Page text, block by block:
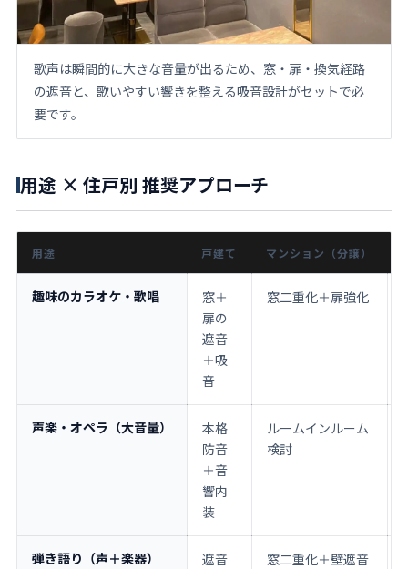
歌声は瞬間的に大きな音量が出るため、窓・扉・換気経路
の遮音と、歌いやすい響きを整える吸音設計がセットで必
要です。
用途 × 住戸別 推奨アプローチ
用途 戸建て マンション（分譲）
趣味のカラオケ・歌唱
窓＋
扉の
遮音
＋吸
音
窓二重化＋扉強化
声楽・オペラ（大音量）
本格
防音
＋音
響内
装
ルームインルーム
検討
弾き語り（声＋楽器）
遮音
窓二重化＋壁遮音